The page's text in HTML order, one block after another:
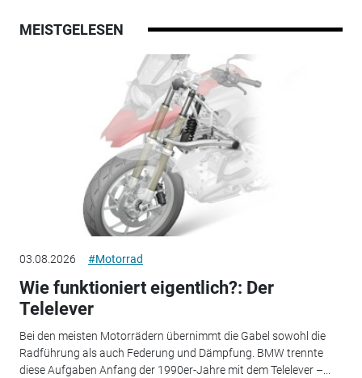
MEISTGELESEN
03.08.2026 #Motorrad
Wie funktioniert eigentlich?: Der
Telelever
Bei den meisten Motorrädern übernimmt die Gabel sowohl die
Radführung als auch Federung und Dämpfung. BMW trennte
diese Aufgaben Anfang der 1990er-Jahre mit dem Telelever –...